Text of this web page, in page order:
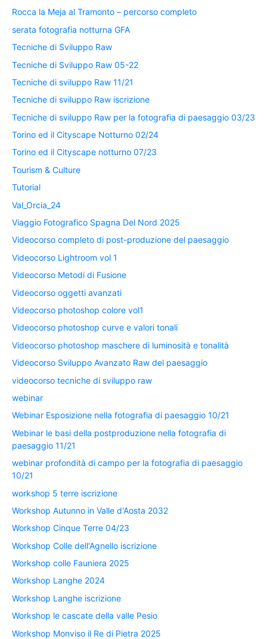
Rocca la Meja al Tramonto – percorso completo
serata fotografia notturna GFA
Tecniche di Sviluppo Raw
Tecniche di Sviluppo Raw 05-22
Tecniche di sviluppo Raw 11/21
Tecniche di sviluppo Raw iscrizione
Tecniche di sviluppo Raw per la fotografia di paesaggio 03/23
Torino ed il Cityscape Notturno 02/24
Torino ed il Cityscape notturno 07/23
Tourism & Culture
Tutorial
Val_Orcia_24
Viaggio Fotografico Spagna Del Nord 2025
Videocorso completo di post-produzione del paesaggio
Videocorso Lightroom vol 1
Videocorso Metodi di Fusione
Videocorso oggetti avanzati
Videocorso photoshop colore vol1
Videocorso photoshop curve e valori tonali
Videocorso photoshop maschere di luminosità e tonalità
Videocorso Sviluppo Avanzato Raw del paesaggio
videocorso tecniche di sviluppo raw
webinar
Webinar Esposizione nella fotografia di paesaggio 10/21
Webinar le basi della postproduzione nella fotografia di
paesaggio 11/21
webinar profondità di campo per la fotografia di paesaggio
10/21
workshop 5 terre iscrizione
Workshop Autunno in Valle d'Aosta 2032
Workshop Cinque Terre 04/23
Workshop Colle dell'Agnello iscrizione
Workshop colle Fauniera 2025
Workshop Langhe 2024
Workshop Langhe iscrizione
Workshop le cascate della valle Pesio
Workshop Monviso il Re di Pietra 2025